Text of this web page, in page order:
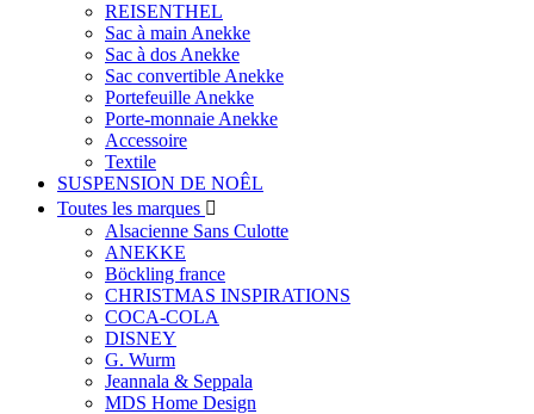
REISENTHEL
Sac à main Anekke
Sac à dos Anekke
Sac convertible Anekke
Portefeuille Anekke
Porte-monnaie Anekke
Accessoire
Textile
SUSPENSION DE NOÊL
Toutes les marques 
Alsacienne Sans Culotte
ANEKKE
Böckling france
CHRISTMAS INSPIRATIONS
COCA-COLA
DISNEY
G. Wurm
Jeannala & Seppala
MDS Home Design